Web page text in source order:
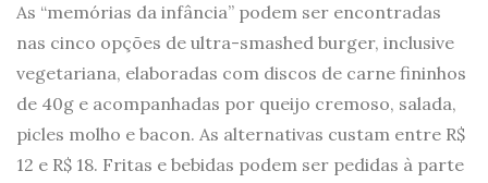
As “memórias da infância” podem ser encontradas
nas cinco opções de ultra-smashed burger, inclusive
vegetariana, elaboradas com discos de carne fininhos
de 40g e acompanhadas por queijo cremoso, salada,
picles molho e bacon. As alternativas custam entre R$
12 e R$ 18. Fritas e bebidas podem ser pedidas à parte